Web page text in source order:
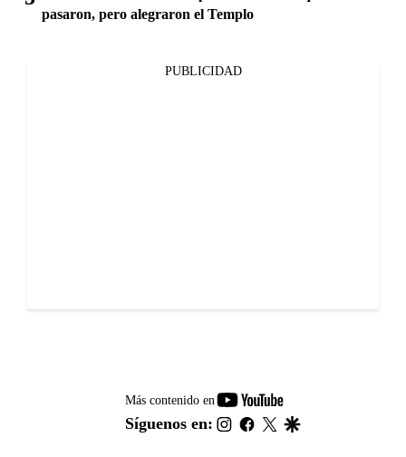
pasaron, pero alegraron el Templo
PUBLICIDAD
Más contenido en
youtube-
footer
Síguenos en: instagram
facebook
twitter